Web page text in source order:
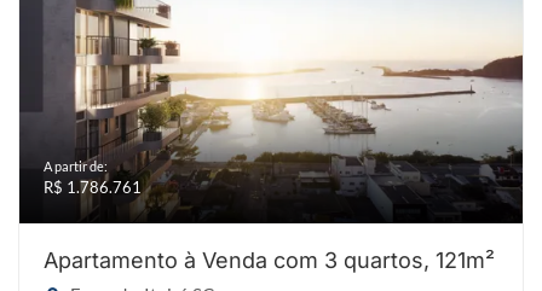
A partir de:
R$ 1.786.761
Apartamento à Venda com 3 quartos, 121m²